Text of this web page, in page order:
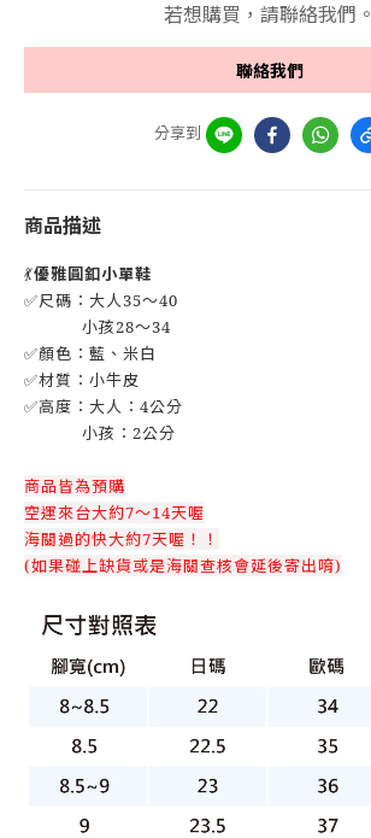
若想購買，請聯絡我們。
聯絡我們
分享到
商品描述
💃優雅圓釦小單鞋
✅尺碼：大人35～40
小孩28～34
✅顏色：藍、米白
✅材質：小牛皮
✅高度：大人：4公分
小孩：2公分
商品皆為預購
空運來台大約7～14天喔
海關過的快大約7天喔！！
(如果碰上缺貨或是海關查核會延後寄出唷)